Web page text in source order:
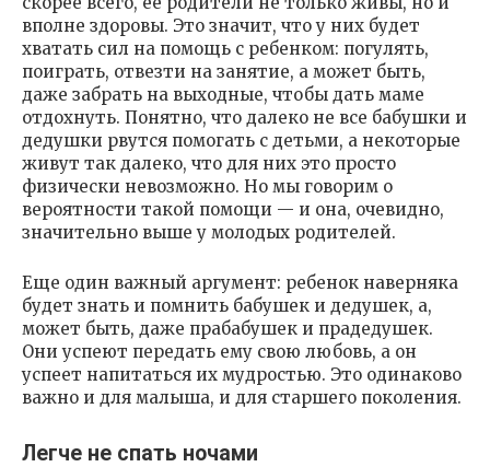
вполне здоровы. Это значит, что у них будет
хватать сил на помощь с ребенком: погулять,
поиграть, отвезти на занятие, а может быть,
даже забрать на выходные, чтобы дать маме
отдохнуть. Понятно, что далеко не все бабушки и
дедушки рвутся помогать с детьми, а некоторые
живут так далеко, что для них это просто
физически невозможно. Но мы говорим о
вероятности такой помощи — и она, очевидно,
значительно выше у молодых родителей.
Еще один важный аргумент: ребенок наверняка
будет знать и помнить бабушек и дедушек, а,
может быть, даже прабабушек и прадедушек.
Они успеют передать ему свою любовь, а он
успеет напитаться их мудростью. Это одинаково
важно и для малыша, и для старшего поколения.
Легче не спать ночами